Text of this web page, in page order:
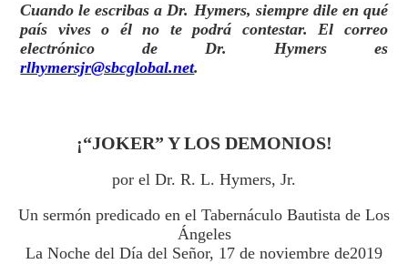
Cuando le escribas a Dr. Hymers, siempre dile en qué
país vives o él no te podrá contestar. El correo
electrónico de Dr. Hymers es
rlhymersjr@sbcglobal.net.
¡“JOKER” Y LOS DEMONIOS!
por el Dr. R. L. Hymers, Jr.
Un sermón predicado en el Tabernáculo Bautista de Los
Ángeles
La Noche del Día del Señor, 17 de noviembre de2019